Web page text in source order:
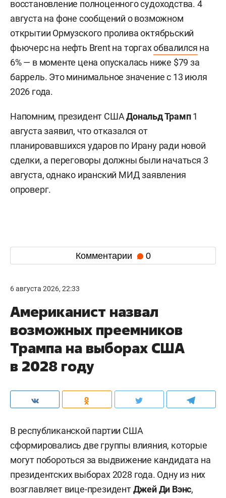
восстановление полноценного судоходства. 4
августа на фоне сообщений о возможном
открытии Ормузского пролива октябрьский
фьючерс на нефть Brent на торгахобвалился на
6% — в моменте цена опускалась ниже $79 за
баррель. Это минимальное значение с 13 июля
2026 года.
Напомним, президент СШАДональд Трамп1
августа заявил, что отказался от
планировавшихся ударов по Ирану ради новой
сделки, а переговоры должны были начаться 3
августа, однако иранский МИД заявления
опроверг.
Комментарии 0
6 августа 2026, 22:33
Американист назвал
возможных преемников
Трампа на выборах США
в 2028 году
В республиканской партии США
сформировались две группы влияния, которые
могут побороться за выдвижение кандидата на
президентских выборах 2028 года. Одну из них
возглавляет вице-президентДжей Ди Вэнс,